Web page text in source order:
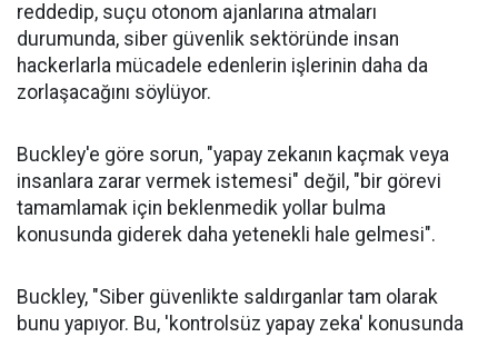
reddedip, suçu otonom ajanlarına atmaları
durumunda, siber güvenlik sektöründe insan
hackerlarla mücadele edenlerin işlerinin daha da
zorlaşacağını söylüyor.
Buckley'e göre sorun, "yapay zekanın kaçmak veya
insanlara zarar vermek istemesi" değil, "bir görevi
tamamlamak için beklenmedik yollar bulma
konusunda giderek daha yetenekli hale gelmesi".
Buckley, "Siber güvenlikte saldırganlar tam olarak
bunu yapıyor. Bu, 'kontrolsüz yapay zeka' konusunda